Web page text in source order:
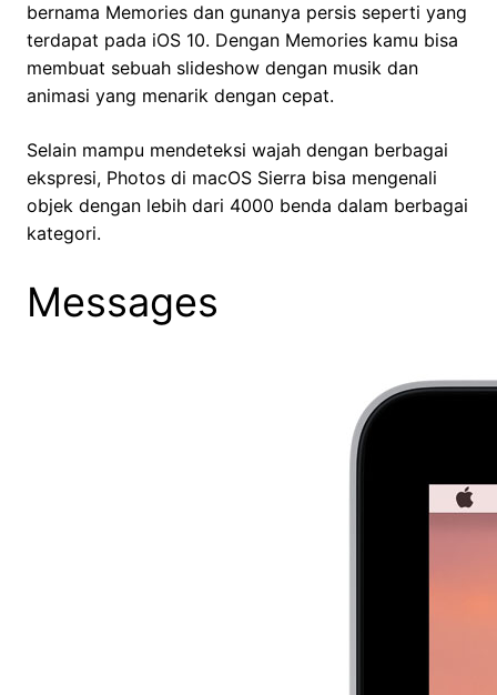
bernama Memories dan gunanya persis seperti yang
terdapat pada iOS 10. Dengan Memories kamu bisa
membuat sebuah slideshow dengan musik dan
animasi yang menarik dengan cepat.
Selain mampu mendeteksi wajah dengan berbagai
ekspresi, Photos di macOS Sierra bisa mengenali
objek dengan lebih dari 4000 benda dalam berbagai
kategori.
Messages